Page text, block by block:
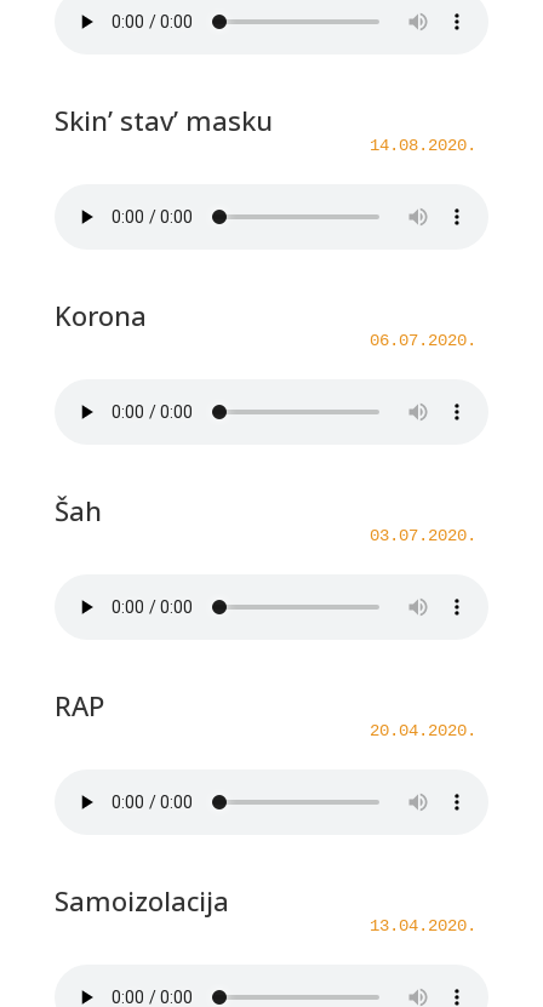
Skin’ stav’ masku
14.08.2020.
Korona
06.07.2020.
Šah
03.07.2020.
RAP
20.04.2020.
Samoizolacija
13.04.2020.